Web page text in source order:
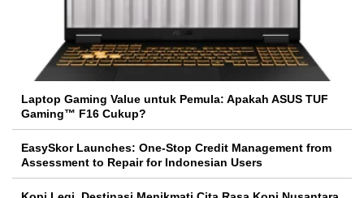
Laptop Gaming Value untuk Pemula: Apakah ASUS TUF
Gaming™ F16 Cukup?
EasySkor Launches: One-Stop Credit Management from
Assessment to Repair for Indonesian Users